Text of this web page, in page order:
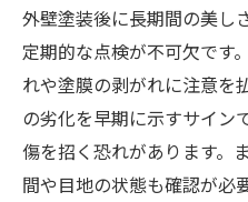
外壁塗装後に長期間の美し
定期的な点検が不可欠です
れや塗膜の剥がれに注意を
の劣化を早期に示すサイン
傷を招く恐れがあります。
間や目地の状態も確認が必